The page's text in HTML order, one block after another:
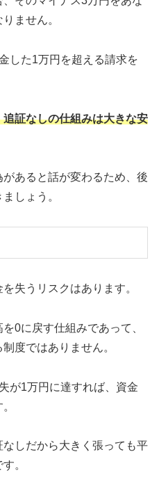
ません。
した1万円を超える請求を
証なしの仕組みは大きな安
あると話が変わるため、後
しょう。
失うリスクはあります。
0に戻す仕組みであって、
度ではありません。
が1万円に達すれば、資金
しだから大きく張っても平
。